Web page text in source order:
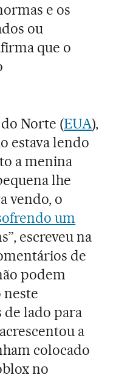
e os
ou
que o
Norte (EUA),
estava lendo
a menina
lhe
vendo, o
um
escreveu na
de
podem
neste
lado para
a
colocado
no